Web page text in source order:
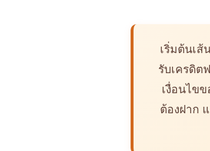
เริ่มต้นเ
รับเครดิต
เงื่อนไข
ต้องฝาก